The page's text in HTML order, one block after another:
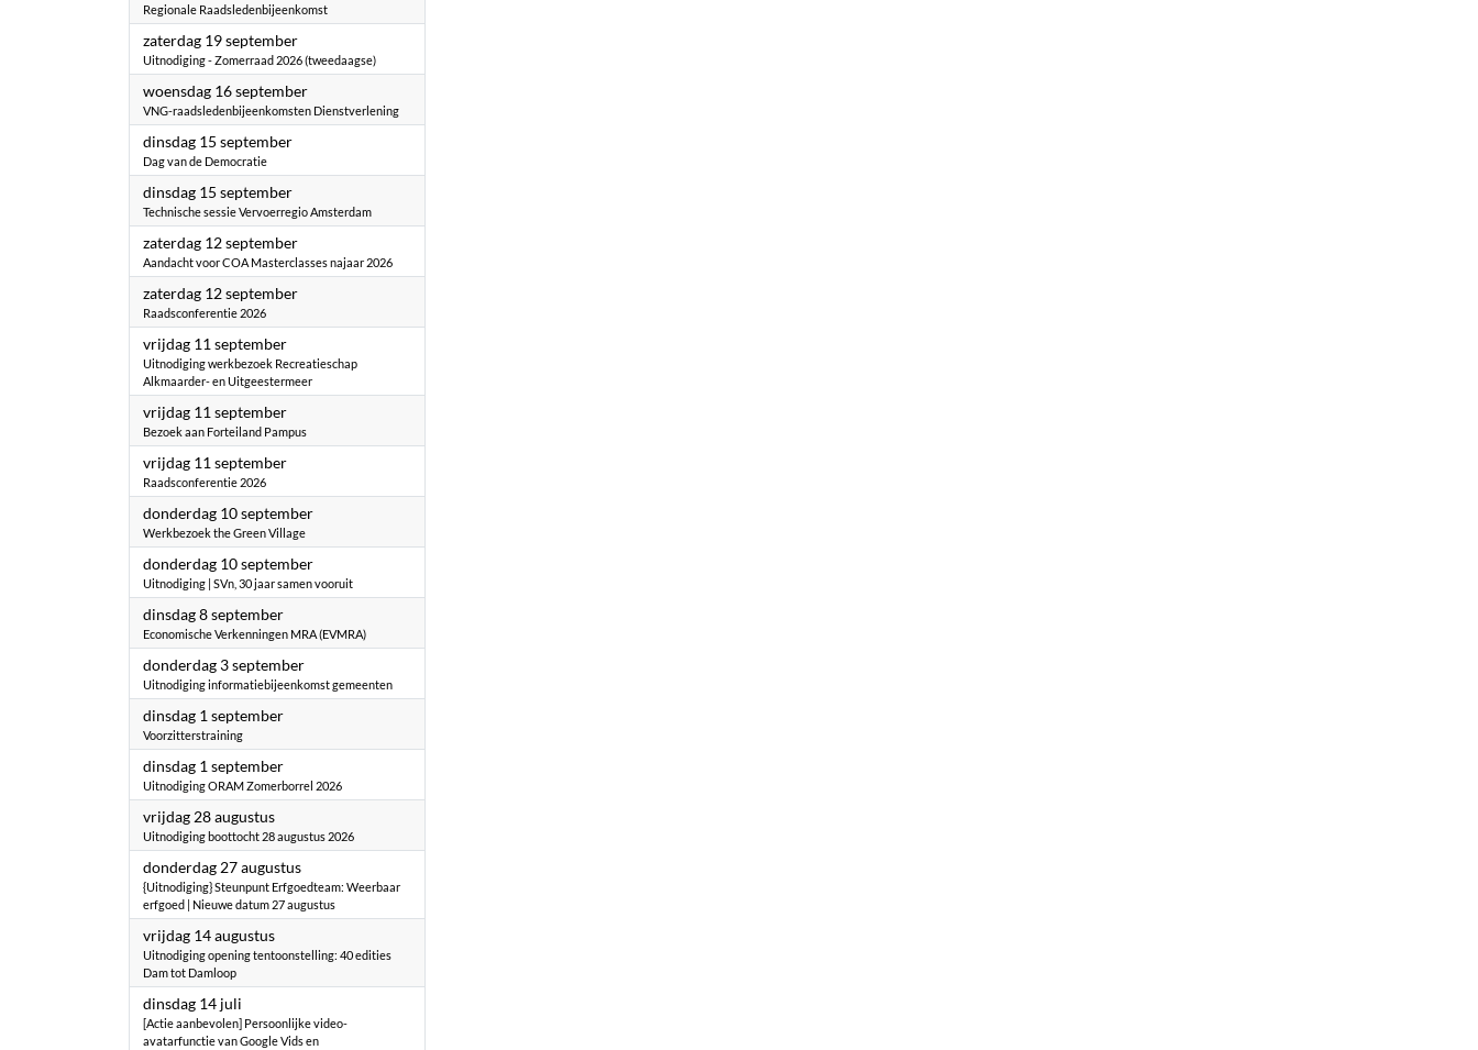
Regionale Raadsledenbijeenkomst
zaterdag 19 september2026
Uitnodiging - Zomerraad 2026 (tweedaagse)
woensdag 16 september2026
VNG-raadsledenbijeenkomsten Dienstverlening
dinsdag 15 september2026
Dag van de Democratie
dinsdag 15 september2026
Technische sessie Vervoerregio Amsterdam
zaterdag 12 september2026
Aandacht voor COA Masterclasses najaar 2026
zaterdag 12 september2026
Raadsconferentie 2026
vrijdag 11 september2026
Uitnodiging werkbezoek Recreatieschap
Alkmaarder- en Uitgeestermeer
vrijdag 11 september2026
Bezoek aan Forteiland Pampus
vrijdag 11 september2026
Raadsconferentie 2026
donderdag 10 september2026
Werkbezoek the Green Village
donderdag 10 september2026
Uitnodiging | SVn, 30 jaar samen vooruit
dinsdag 8 september2026
Economische Verkenningen MRA (EVMRA)
donderdag 3 september2026
Uitnodiging informatiebijeenkomst gemeenten
dinsdag 1 september2026
Voorzitterstraining
dinsdag 1 september2026
Uitnodiging ORAM Zomerborrel 2026
vrijdag 28 augustus2026
Uitnodiging boottocht 28 augustus 2026
donderdag 27 augustus2026
{Uitnodiging} Steunpunt Erfgoedteam: Weerbaar
erfgoed | Nieuwe datum 27 augustus
vrijdag 14 augustus2026
Uitnodiging opening tentoonstelling: 40 edities
Dam tot Damloop
dinsdag 14 juli
[Actie aanbevolen] Persoonlijke video-
avatarfunctie van Google Vids en